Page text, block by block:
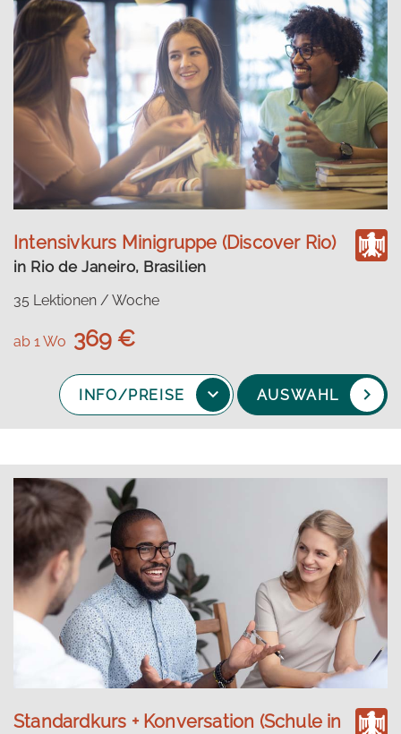
Intensivkurs Minigruppe (Discover Rio)
in Rio de Janeiro, Brasilien
35 Lektionen / Woche
ab 1 Wo 369 €
INFO/PREISE AUSWAHL
Standardkurs + Konversation (Schule in